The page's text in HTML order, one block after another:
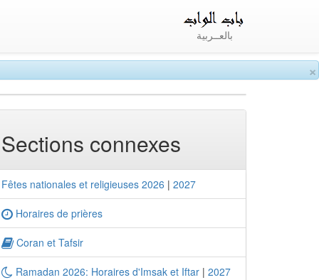
×
بالعــربية
Sections connexes
Fêtes nationales et religieuses 2026 | 2027
Horaires de prières
Coran et Tafsir
Ramadan 2026: Horaires d'Imsak et Iftar | 2027